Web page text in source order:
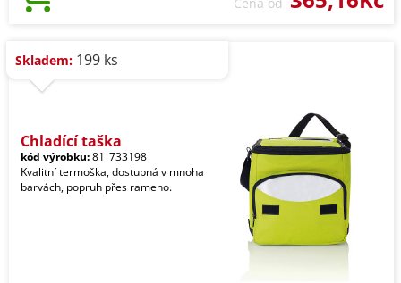
Skladem: 199 ks
Chladící taška
kód výrobku:81_733198
Kvalitní termoška, dostupná v mnoha
barvách, popruh přes rameno.